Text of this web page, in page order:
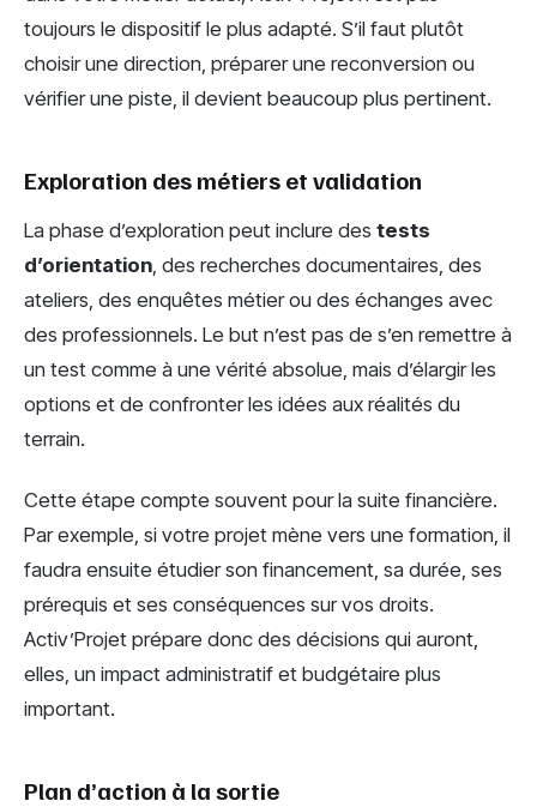
toujours le dispositif le plus adapté. S’il faut plutôt
choisir une direction, préparer une reconversion ou
vérifier une piste, il devient beaucoup plus pertinent.
Exploration des métiers et validation
La phase d’exploration peut inclure des tests
d’orientation, des recherches documentaires, des
ateliers, des enquêtes métier ou des échanges avec
des professionnels. Le but n’est pas de s’en remettre à
un test comme à une vérité absolue, mais d’élargir les
options et de confronter les idées aux réalités du
terrain.
Cette étape compte souvent pour la suite financière.
Par exemple, si votre projet mène vers une formation, il
faudra ensuite étudier son financement, sa durée, ses
prérequis et ses conséquences sur vos droits.
Activ’Projet prépare donc des décisions qui auront,
elles, un impact administratif et budgétaire plus
important.
Plan d’action à la sortie